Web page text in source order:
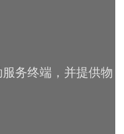
务终端，并提供物